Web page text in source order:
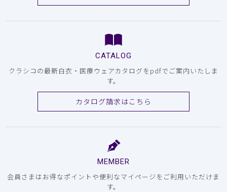
CATALOG
クラシコの最新白衣・医療ウェアカタログをpdfでご案内いたしま
す。
カタログ請求はこちら
MEMBER
会員さまはお得なポイントや便利なマイページをご利用いただけま
す。